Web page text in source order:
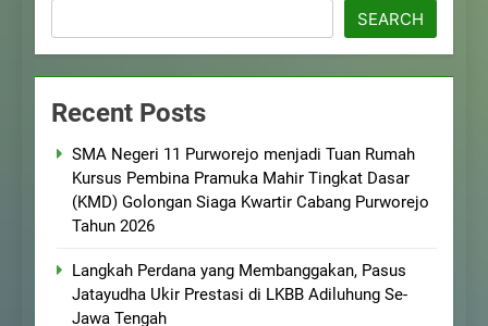
SEARCH
Recent Posts
SMA Negeri 11 Purworejo menjadi Tuan Rumah
Kursus Pembina Pramuka Mahir Tingkat Dasar
(KMD) Golongan Siaga Kwartir Cabang Purworejo
Tahun 2026
Langkah Perdana yang Membanggakan, Pasus
Jatayudha Ukir Prestasi di LKBB Adiluhung Se-
Jawa Tengah